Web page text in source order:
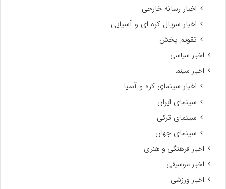
اخبار رسانه خارجی
اخبار سریال کره ای و آسیایی
تقویم پخش
اخبار سیاسی
اخبار سینما
اخبار سینمای کره و آسیا
سینمای ایران
سینمای ترکی
سینمای جهان
اخبار فرهنگی و هنری
اخبار موسیقی
اخبار ورزشی